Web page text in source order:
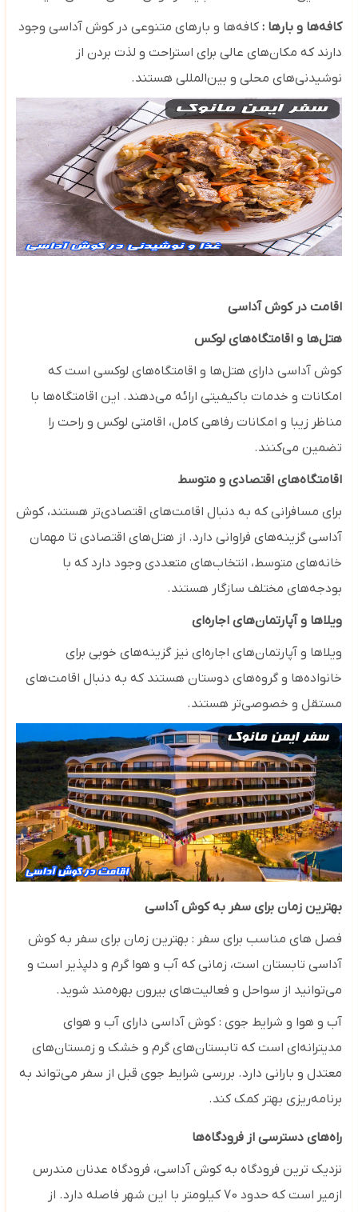
کافه‌ها و بارها : کافه‌ها و بارهای متنوعی در کوش آداسی وجود
دارند که مکان‌های عالی برای استراحت و لذت بردن از
نوشیدنی‌های محلی و بین‌المللی هستند.
اقامت در کوش آداسی
هتل‌ها و اقامتگاه‌های لوکس
کوش آداسی دارای هتل‌ها و اقامتگاه‌های لوکسی است که
امکانات و خدمات باکیفیتی ارائه می‌دهند. این اقامتگاه‌ها با
مناظر زیبا و امکانات رفاهی کامل، اقامتی لوکس و راحت را
تضمین می‌کنند.
اقامتگاه‌های اقتصادی و متوسط
برای مسافرانی که به دنبال اقامت‌های اقتصادی‌تر هستند، کوش
آداسی گزینه‌های فراوانی دارد. از هتل‌های اقتصادی تا مهمان
‌خانه‌های متوسط، انتخاب‌های متعددی وجود دارد که با
بودجه‌های مختلف سازگار هستند.
ویلاها و آپارتمان‌های اجاره‌ای
ویلاها و آپارتمان‌های اجاره‌ای نیز گزینه‌های خوبی برای
خانواده‌ها و گروه‌های دوستان هستند که به دنبال اقامت‌های
مستقل و خصوصی‌تر هستند.
بهترین زمان برای سفر به کوش آداسی
فصل های مناسب برای سفر : بهترین زمان برای سفر به کوش
آداسی تابستان است، زمانی که آب و هوا گرم و دلپذیر است و
می‌توانید از سواحل و فعالیت‌های بیرون بهره‌مند شوید.
آب و هوا و شرایط جوی : کوش آداسی دارای آب و هوای
مدیترانه‌ای است که تابستان‌های گرم و خشک و زمستان‌های
معتدل و بارانی دارد. بررسی شرایط جوی قبل از سفر می‌تواند به
برنامه‌ریزی بهتر کمک کند.
راه‌های دسترسی از فرودگاه‌ها
نزدیک ‌ترین فرودگاه به کوش آداسی، فرودگاه عدنان مندرس
ازمیر است که حدود 70 کیلومتر با این شهر فاصله دارد. از